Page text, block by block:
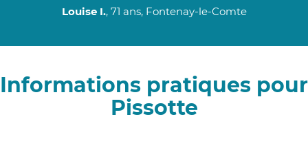
Louise I., 71 ans, Fontenay-le-Comte
Informations pratiques pour
Pissotte